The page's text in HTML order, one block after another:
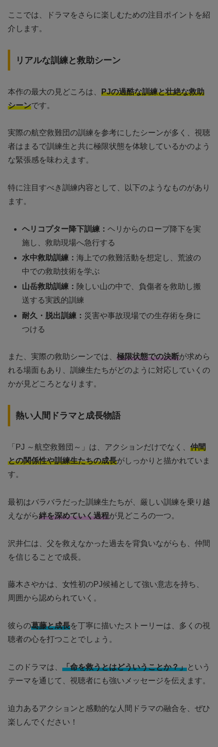
ここでは、ドラマをさらに楽しむための注目ポイントを紹
介します。
リアルな訓練と救助シーン
本作の最大の見どころは、 PJの過酷な訓練と壮絶な救助
シーンです。
実際の航空救難団の訓練を参考にしたシーンが多く、視聴
者はまるで訓練生と共に極限状態を体験しているかのよう
な緊張感を味わえます。
特に注目すべき訓練内容として、以下のようなものがあり
ます。
ヘリコプター降下訓練：ヘリからのロープ降下を実
施し、救助現場へ急行する
水中救助訓練：海上での救難活動を想定し、荒波の
中での救助技術を学ぶ
山岳救助訓練： 険しい山の中で、負傷者を救助し搬
送する実践的訓練
耐久・脱出訓練： 災害や事故現場での生存術を身に
つける
また、実際の救助シーンでは、 極限状態での決断が求めら
れる場面もあり、訓練生たちがどのように対応していくの
かが見どころとなります。
熱い人間ドラマと成長物語
「PJ ～航空救難団～」は、アクションだけでなく、 仲間
との関係性や訓練生たちの成長がしっかりと描かれていま
す。
最初はバラバラだった訓練生たちが、厳しい訓練を乗り越
えながら絆を深めていく過程が見どころの一つ。
沢井仁は、父を救えなかった過去を背負いながらも、仲間
を信じることで成長。
藤木さやかは、女性初のPJ候補として強い意志を持ち、
周囲から認められていく。
彼らの葛藤と成長を丁寧に描いたストーリーは、多くの視
聴者の心を打つことでしょう。
このドラマは、 「命を救うとはどういうことか？」という
テーマを通じて、視聴者にも強いメッセージを伝えます。
迫力あるアクションと感動的な人間ドラマの融合を、ぜひ
楽しんでください！